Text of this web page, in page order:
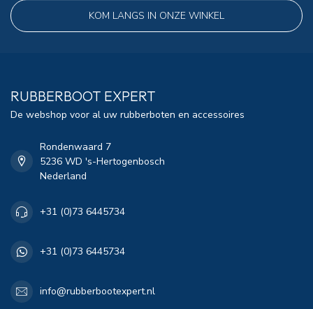
KOM LANGS IN ONZE WINKEL
RUBBERBOOT EXPERT
De webshop voor al uw rubberboten en accessoires
Rondenwaard 7
5236 WD 's-Hertogenbosch
Nederland
+31 (0)73 6445734
+31 (0)73 6445734
info@rubberbootexpert.nl